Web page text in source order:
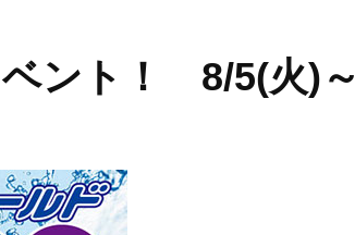
ベント！ 8/5(火)～